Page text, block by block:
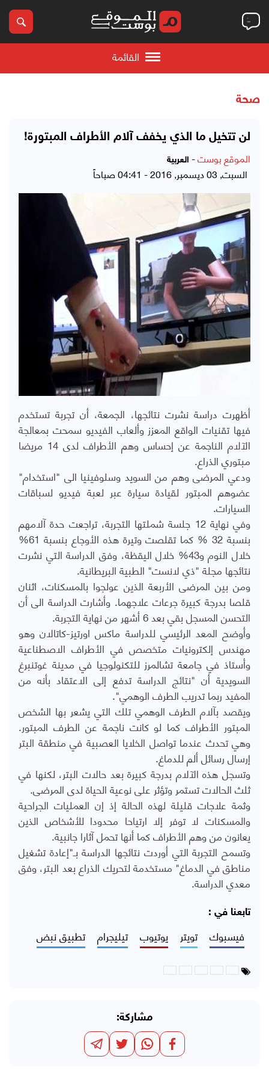
القائمة
صحة
لن تتخيل ما الذي يخفف آلام الأطراف المبتورة!
الموقع بوست- العربية
السبت, 03 ديسمبر, 2016 - 04:41 صباحاً
أظهرت دراسة نشرت نتائجها، الجمعة، أن تجربة تستخدم
فيها تقنيات الواقع المعزز وألعاب الفيديو سمحت بمعالجة
الآلام الناجمة عن إحساس وهم الأطراف لدى 14 مريضا
مبتوري الذراع.
ودعي المرضى وهم من السويد وسلوفينيا الى "استخدام"
عضوهم المبتور لقيادة سيارة عبر لعبة فيديو لسباقات
السيارات.
وفي نهاية 12 جلسة شملتها التجربة، تراجعت حدة آلامهم
بنسبة 32 % كما تقلصت وتيرة هذه الأوجاع بنسبة 61%
خلال النوم و43% خلال اليقظة، وفق الدراسة التي نشرت
نتائجها مجلة "ذي لانست" الطبية البريطانية.
ومن بين المرضى الأربعة الذين عولجوا بالمسكنات، اثنان
قلصا بدرجة كبيرة جرعات علاجهما. وأشارت الدراسة الى أن
التحسن المسجل بقي بعد 6 أشهر من نهاية التجربة.
وأوضح المعد الرئيسي للدراسة ماكس اورتيز-كاتالان وهو
مهندس إلكترونيات متخصص في الأطراف الاصطناعية
وأستاذ في جامعة تشالمرز للتكنولوجيا في مدينة غوتنبرغ
السويدية أن "نتائج الدراسة تدفع إلى الاعتقاد بأنه من
المفيد ربما تدريب الطرف الوهمي".
ويقصد بآلام الطرف الوهمي تلك التي يشعر بها الشخص
المبتور الأطراف كما لو كانت ناجمة عن الطرف المبتور.
وهي تحدث عندما تواصل الخلايا العصبية في منطقة البتر
إرسال رسائل ألم للدماغ.
وتسجل هذه الآلام بدرجة كبيرة بعد حالات البتر، لكنها في
ثلث الحالات تستمر وتؤثر على نوعية الحياة لدى المرضى.
وثمة علاجات قليلة لهذه الحالة إذ إن العمليات الجراحية
والمسكنات لا توفر إلا ارتياحا محدودا للأشخاص الذين
يعانون من وهم الأطراف كما أنها تحمل آثارا جانبية.
وتسمح التجربة التي أوردت نتائجها الدراسة بـ"إعادة تشغيل
مناطق في الدماغ" مستخدمة لتحريك الذراع بعد البتر، وفق
معدي الدراسة.
تابعنا في :
فيسبوك تويتر يوتيوب تيليجرام تطبيق نبض
مشاركة: